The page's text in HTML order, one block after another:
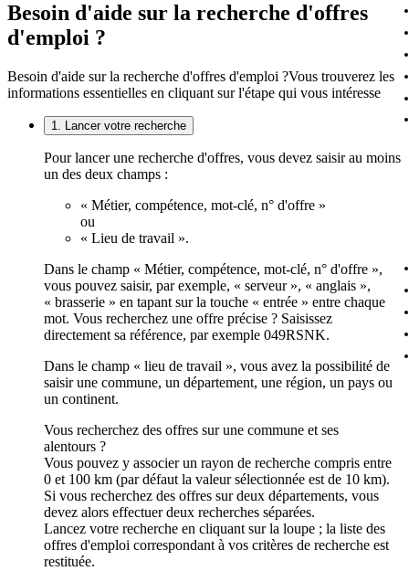
Besoin d'aide sur la recherche d'offres
d'emploi ?
Besoin d'aide sur la recherche d'offres d'emploi ?Vous trouverez les
informations essentielles en cliquant sur l'étape qui vous intéresse
1. Lancer votre recherche
Pour lancer une recherche d'offres, vous devez saisir au moins
un des deux champs :
« Métier, compétence, mot-clé, n° d'offre »
ou
« Lieu de travail ».
Dans le champ « Métier, compétence, mot-clé, n° d'offre »,
vous pouvez saisir, par exemple, « serveur », « anglais »,
« brasserie » en tapant sur la touche « entrée » entre chaque
mot. Vous recherchez une offre précise ? Saisissez
directement sa référence, par exemple 049RSNK.
Dans le champ « lieu de travail », vous avez la possibilité de
saisir une commune, un département, une région, un pays ou
un continent.
Vous recherchez des offres sur une commune et ses
alentours ?
Vous pouvez y associer un rayon de recherche compris entre
0 et 100 km (par défaut la valeur sélectionnée est de 10 km).
Si vous recherchez des offres sur deux départements, vous
devez alors effectuer deux recherches séparées.
Lancez votre recherche en cliquant sur la loupe ; la liste des
offres d'emploi correspondant à vos critères de recherche est
restituée.